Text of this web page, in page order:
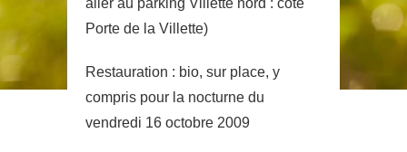
aller au parking Villette nord : côté
Porte de la Villette)
Restauration : bio, sur place, y
compris pour la nocturne du
vendredi 16 octobre 2009